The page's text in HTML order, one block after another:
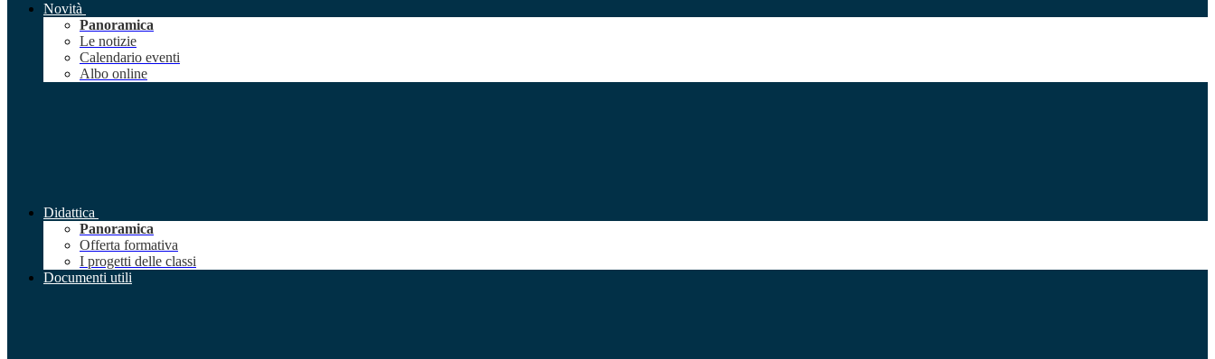
Novità
Panoramica
Le notizie
Calendario eventi
Albo online
Didattica
Panoramica
Offerta formativa
I progetti delle classi
Documenti utili